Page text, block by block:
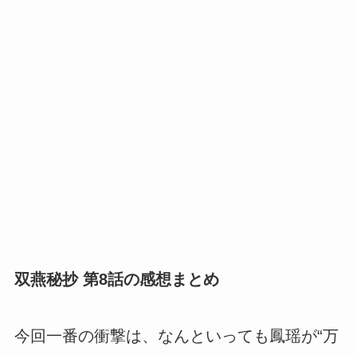
双燕秘抄 第8話の感想まとめ
今回一番の衝撃は、なんといっても鳳瑶が“万